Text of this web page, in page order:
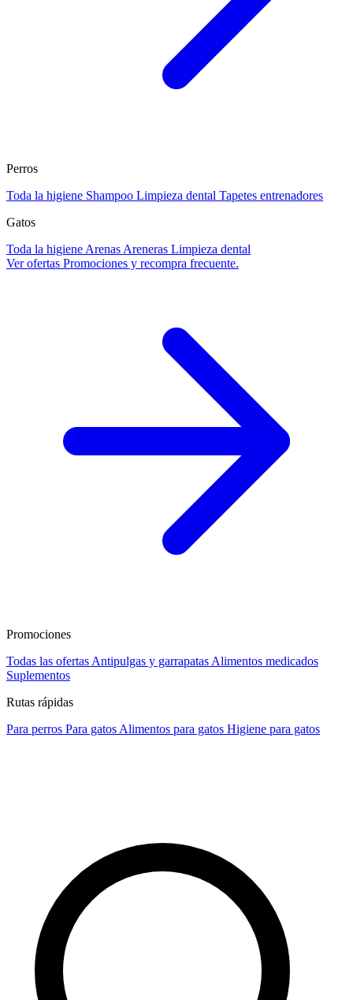
Perros
Toda la higiene Shampoo Limpieza dental Tapetes entrenadores
Gatos
Toda la higiene Arenas Areneras Limpieza dental
Ver ofertas Promociones y recompra frecuente.
Promociones
Todas las ofertas Antipulgas y garrapatas Alimentos medicados
Suplementos
Rutas rápidas
Para perros Para gatos Alimentos para gatos Higiene para gatos